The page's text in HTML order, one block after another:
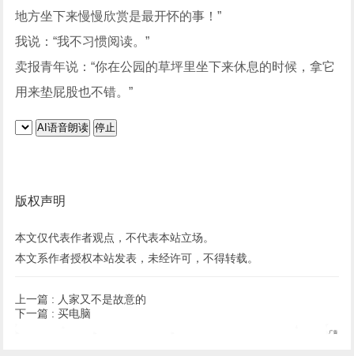
地方坐下来慢慢欣赏是最开怀的事！”
我说：“我不习惯阅读。”
卖报青年说：“你在公园的草坪里坐下来休息的时候，拿它
用来垫屁股也不错。”
AI语音朗读 停止
版权声明
本文仅代表作者观点，不代表本站立场。
本文系作者授权本站发表，未经许可，不得转载。
上一篇 : 人家又不是故意的
下一篇 : 买电脑